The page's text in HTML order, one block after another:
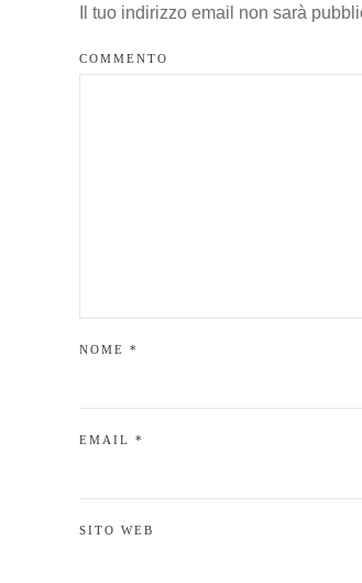
Il tuo indirizzo email non sarà
COMMENTO
NOME *
EMAIL *
SITO WEB